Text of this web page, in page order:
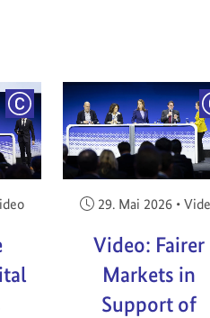
COPYRIGHT
Veröffentlicht am:
29. Mai 2026 •
Video: Fairer
Markets in
Support of